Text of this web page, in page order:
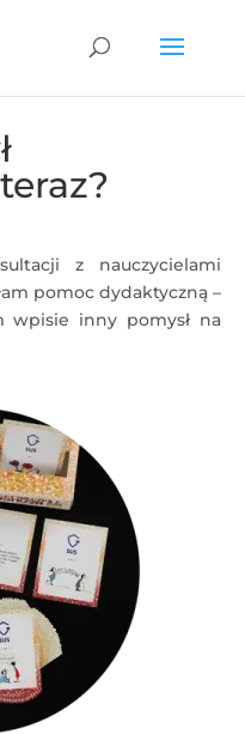
z nauczycielami
pomoc dydaktyczną –
wpisie inny pomysł na